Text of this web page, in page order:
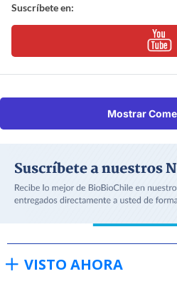
Suscríbete en:
Mostrar
VISTO AHORA